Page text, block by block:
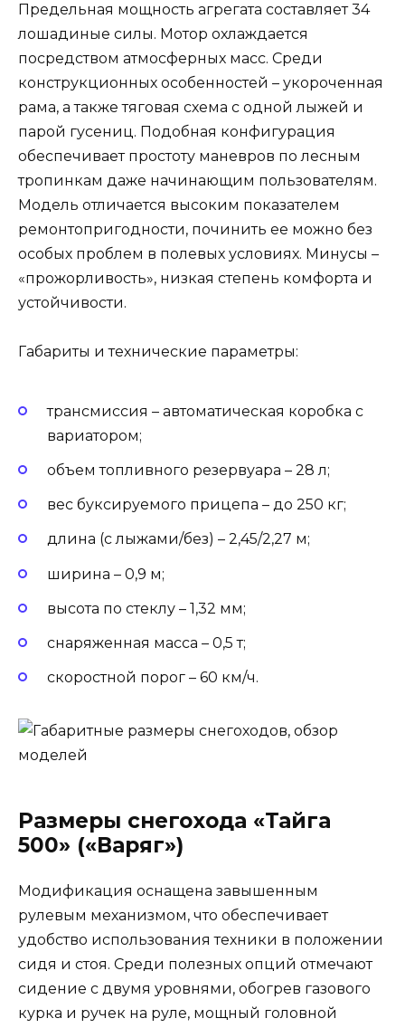
Предельная мощность агрегата составляет 34
лошадиные силы. Мотор охлаждается
посредством атмосферных масс. Среди
конструкционных особенностей – укороченная
рама, а также тяговая схема с одной лыжей и
парой гусениц. Подобная конфигурация
обеспечивает простоту маневров по лесным
тропинкам даже начинающим пользователям.
Модель отличается высоким показателем
ремонтопригодности, починить ее можно без
особых проблем в полевых условиях. Минусы –
«прожорливость», низкая степень комфорта и
устойчивости.
Габариты и технические параметры:
трансмиссия – автоматическая коробка с
вариатором;
объем топливного резервуара – 28 л;
вес буксируемого прицепа – до 250 кг;
длина (с лыжами/без) – 2,45/2,27 м;
ширина – 0,9 м;
высота по стеклу – 1,32 мм;
снаряженная масса – 0,5 т;
скоростной порог – 60 км/ч.
Размеры снегохода «Тайга
500» («Варяг»)
Модификация оснащена завышенным
рулевым механизмом, что обеспечивает
удобство использования техники в положении
сидя и стоя. Среди полезных опций отмечают
сидение с двумя уровнями, обогрев газового
курка и ручек на руле, мощный головной